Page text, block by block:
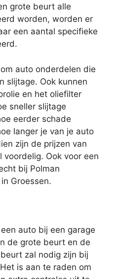
grote beurt alle
worden, worden er
een aantal specifieke
auto onderdelen die
slijtage. Ook kunnen
en het oliefilter
sneller slijtage
eerder schade
langer je van je auto
zijn de prijzen van
Ook voor een
bij Polman
Groessen.
auto bij een garage
de grote beurt en de
zal nodig zijn bij
is aan te raden om